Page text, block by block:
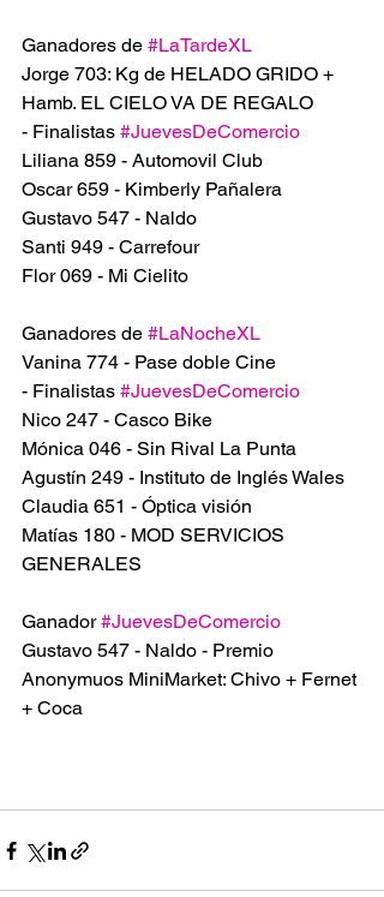
Ganadores de #LaTardeXL
Jorge 703: Kg de HELADO GRIDO +
Hamb. EL CIELO VA DE REGALO
- Finalistas #JuevesDeComercio
Liliana 859 - Automovil Club
Oscar 659 - Kimberly Pañalera
Gustavo 547 - Naldo
Santi 949 - Carrefour
Flor 069 - Mi Cielito
Ganadores de #LaNocheXL
Vanina 774 - Pase doble Cine
- Finalistas #JuevesDeComercio
Nico 247 - Casco Bike
Mónica 046 - Sin Rival La Punta
Agustín 249 - Instituto de Inglés Wales
Claudia 651 - Óptica visión
Matías 180 - MOD SERVICIOS
GENERALES
Ganador #JuevesDeComercio
Gustavo 547 - Naldo - Premio
Anonymuos MiniMarket: Chivo + Fernet
+ Coca